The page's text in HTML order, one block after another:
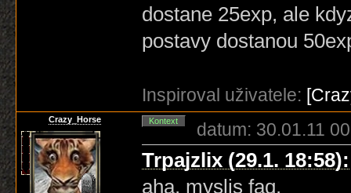
dostane 25exp, ale
postavy dostanou
Inspiroval uživatele:
Crazy_Horse Kontext datum: 30.01.11
Trpajzlix (29.1. 18:58):
aha, myslis faq.